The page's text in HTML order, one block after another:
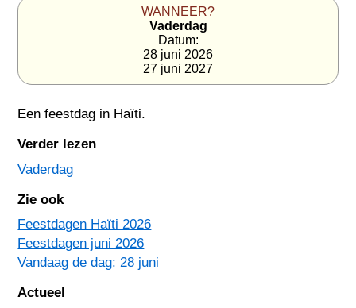
WANNEER?
Vaderdag
Datum:
28 juni 2026
27 juni 2027
Een feestdag in Haïti.
Verder lezen
Vaderdag
Zie ook
Feestdagen Haïti 2026
Feestdagen juni 2026
Vandaag de dag: 28 juni
Actueel